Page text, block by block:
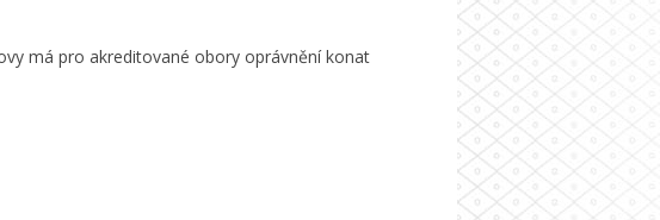
má pro akreditované obory oprávnění konat